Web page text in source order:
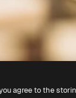
agree to the